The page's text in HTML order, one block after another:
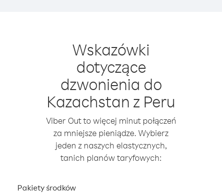
Wskazówki
dotyczące
dzwonienia do
Kazachstan z Peru
Viber Out to więcej minut połączeń
za mniejsze pieniądze. Wybierz
jeden z naszych elastycznych,
tanich planów taryfowych:
Pakiety środków